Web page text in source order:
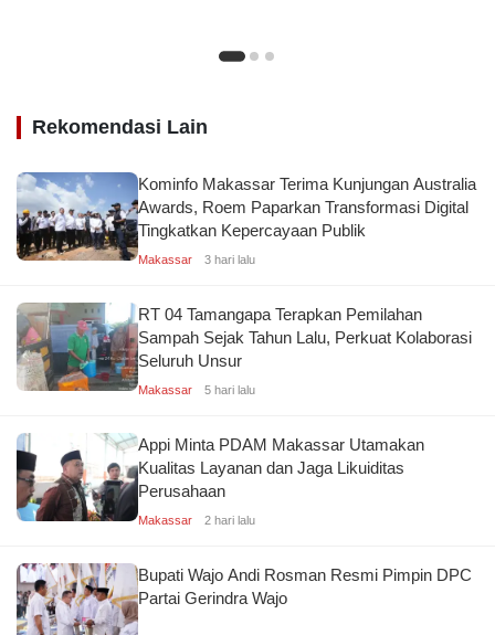
Rekomendasi Lain
Kominfo Makassar Terima Kunjungan Australia
Awards, Roem Paparkan Transformasi Digital
Tingkatkan Kepercayaan Publik
Makassar 3 hari lalu
RT 04 Tamangapa Terapkan Pemilahan
Sampah Sejak Tahun Lalu, Perkuat Kolaborasi
Seluruh Unsur
Makassar 5 hari lalu
Appi Minta PDAM Makassar Utamakan
Kualitas Layanan dan Jaga Likuiditas
Perusahaan
Makassar 2 hari lalu
Bupati Wajo Andi Rosman Resmi Pimpin DPC
Partai Gerindra Wajo